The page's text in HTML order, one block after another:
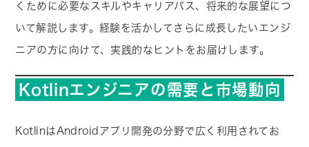
くために必要なスキルやキャリアパス、将来的な展望につ
いて解説します。経験を活かしてさらに成長したいエンジ
ニアの方に向けて、実践的なヒントをお届けします。
Kotlinエンジニアの需要と市場動向
KotlinはAndroidアプリ開発の分野で広く利用されてお